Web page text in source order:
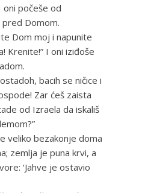
oni počeše od
Domom.
Dom moj i napunite
Krenite!” I oni iziđoše
bacih se ničice i
Zar ćeš zaista
od Izraela da iskališ
veliko bezakonje doma
zemlja je puna krvi, a
‘Jahve je ostavio